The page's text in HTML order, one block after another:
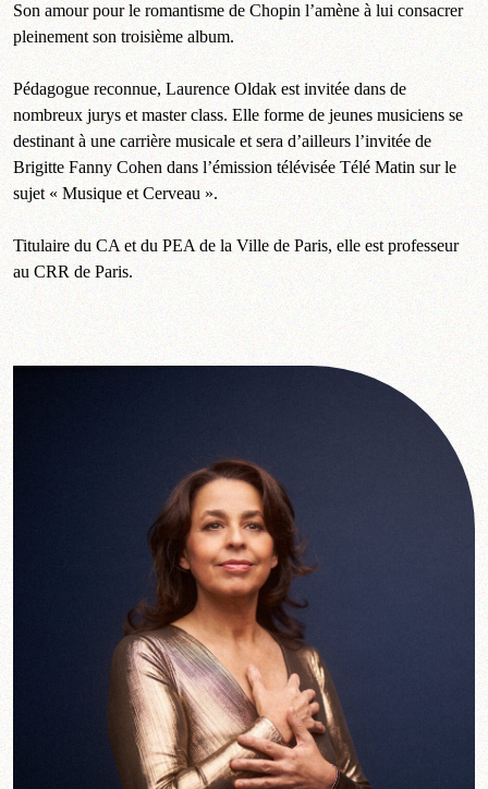
Son amour pour le romantisme de Chopin l’amène à lui consacrer
pleinement son troisième album.
Pédagogue reconnue, Laurence Oldak est invitée dans de
nombreux jurys et master class. Elle forme de jeunes musiciens se
destinant à une carrière musicale et sera d’ailleurs l’invitée de
Brigitte Fanny Cohen dans l’émission télévisée Télé Matin sur le
sujet « Musique et Cerveau ».
Titulaire du CA et du PEA de la Ville de Paris, elle est professeur
au CRR de Paris.